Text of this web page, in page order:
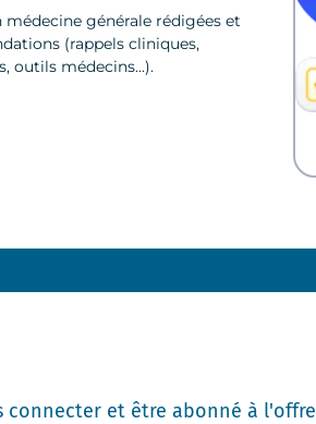
générale rédigées et
(rappels cliniques,
outils médecins...).
connecter et être abonné à l'offre